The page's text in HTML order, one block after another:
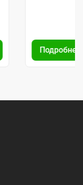
Подробней